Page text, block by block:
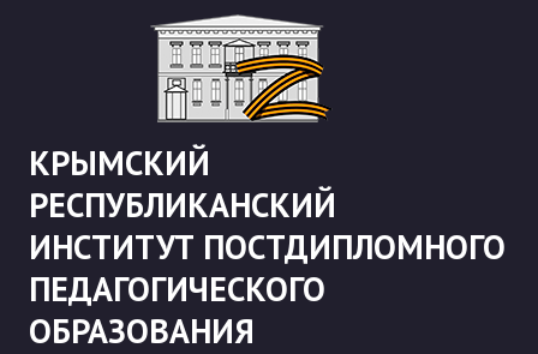
КРЫМСКИЙ
РЕСПУБЛИКАНСКИЙ
ИНСТИТУТ ПОСТДИПЛОМНОГО
ПЕДАГОГИЧЕСКОГО
ОБРАЗОВАНИЯ